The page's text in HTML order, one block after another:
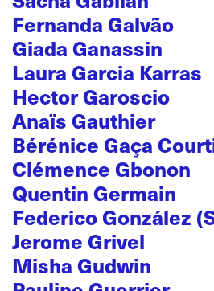
Fernanda Galvão
Giada Ganassin
Laura Garcia Karras
Hector Garoscio
Anaïs Gauthier
Bérénice Gaça
Clémence Gbonon
Quentin Germain
Federico González
Jerome Grivel
Misha Gudwin